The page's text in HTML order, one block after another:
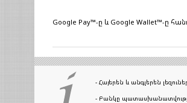
Google Pay™️-ը և Google Wallet™️-ը
- Հայերեն և անգլերեն
- Բանկը